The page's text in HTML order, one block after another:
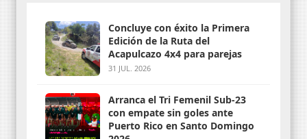
Concluye con éxito la Primera
Edición de la Ruta del
Acapulcazo 4x4 para parejas
31 JUL. 2026
Arranca el Tri Femenil Sub-23
con empate sin goles ante
Puerto Rico en Santo Domingo